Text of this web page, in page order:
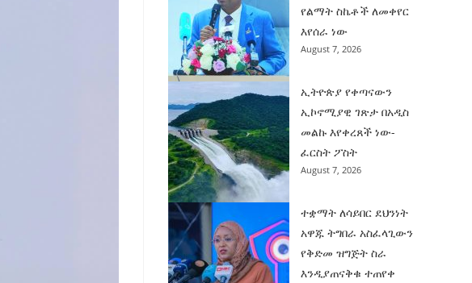
የልማት ስኬቶች ለመቀየር
እየሰራ ነው
August 7, 2026
ኢትዮጵያ የቀጣናውን
ኢኮኖሚያዊ ገጽታ በአዲስ
መልኩ እየቀረጸች ነው-
ፈርስት ፖስት
August 7, 2026
ተቋማት ለሳይበር ደህንነት
አዋጁ ትግበራ አስፈላጊውን
የቅድመ ዝግጅት ስራ
እንዲያጠናቅቁ ተጠየቀ